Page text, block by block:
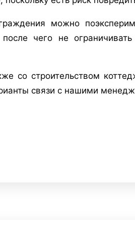
можно
чего не
со строительством
связи с нашими